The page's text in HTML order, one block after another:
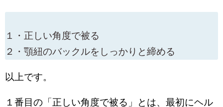
１・正しい角度で被る
２・顎紐のバックルをしっかりと締める
以上です。
１番目の「正しい角度で被る」とは、最初にヘル